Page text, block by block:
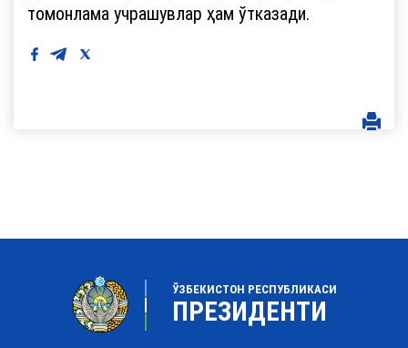
томонлама учрашувлар ҳам ўтказади.
ЎЗБЕКИСТОН РЕСПУБЛИКАСИ
ПРЕЗИДЕНТИ